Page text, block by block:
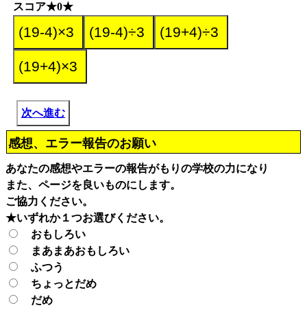
スコア★0★
次へ進む
感想、エラー報告のお願い
あなたの感想やエラーの報告がもりの学校の力になり
また、ページを良いものにします。
ご協力ください。
★いずれか１つお選びください。
おもしろい
まあまあおもしろい
ふつう
ちょっとだめ
だめ